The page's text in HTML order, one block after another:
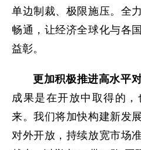
单边制裁、极限施压。全
畅通，让经济全球化与各
益彰。
更加积极推进高水平
成果是在开放中取得的
来。我们将加快构建新发
对外开放，持续放宽市场